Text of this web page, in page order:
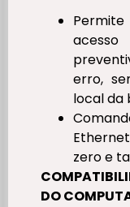
erro,
local da
zero e
DO